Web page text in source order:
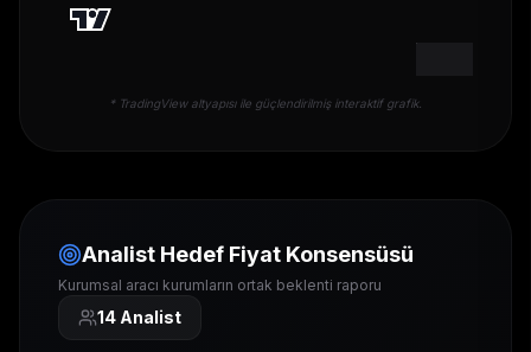
* TradingView altyapısı ile güçlendirilmiş interaktif grafik.
Analist Hedef Fiyat Konsensüsü
Kurumsal aracı kurumların ortak beklenti raporu
14 Analist